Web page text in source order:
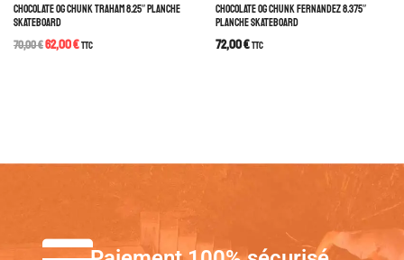
CHOCOLATE OG CHUNK TRAHAM 8.25″ PLANCHE
SKATEBOARD
70,00€62,00€TTC
CHOCOLATE OG CHUNK FERNANDEZ 8.375″
PLANCHE SKATEBOARD
72,00€TTC